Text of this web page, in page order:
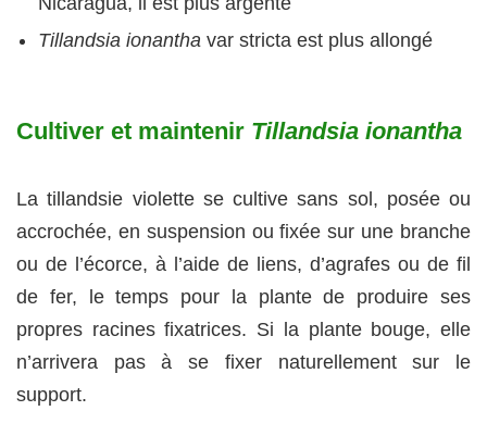
Tillandsia ionantha var stricta est plus allongé
Cultiver et maintenir Tillandsia ionantha
La tillandsie violette se cultive sans sol, posée ou
accrochée, en suspension ou fixée sur une branche
ou de l’écorce, à l’aide de liens, d’agrafes ou de fil
de fer, le temps pour la plante de produire ses
propres racines fixatrices. Si la plante bouge, elle
n’arrivera pas à se fixer naturellement sur le
support.